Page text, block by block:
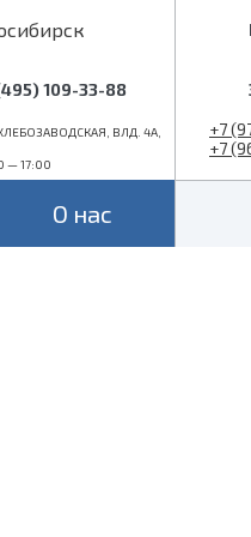
109-33-88
ВЛД. 4А,
— 17:00
+7
+7
О нас